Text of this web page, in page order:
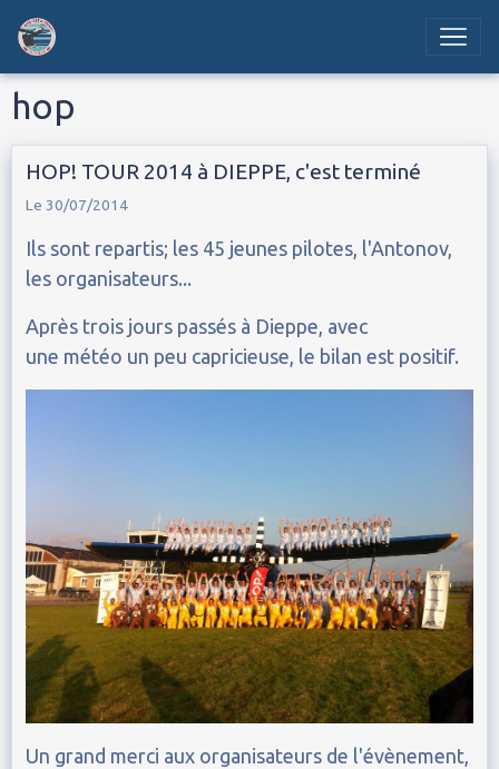
hop
HOP! TOUR 2014 à DIEPPE, c'est terminé
Le 30/07/2014
Ils sont repartis; les 45 jeunes pilotes, l'Antonov,
les organisateurs...
Après trois jours passés à Dieppe, avec
une météo un peu capricieuse, le bilan est positif.
Un grand merci aux organisateurs de l'évènement,